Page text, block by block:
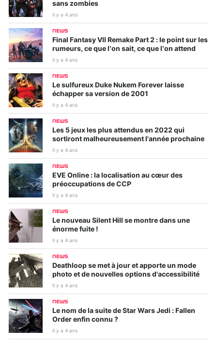
sans zombies
Il y a 4 ans
NEWS
Final Fantasy VII Remake Part 2 : le point sur les
rumeurs, ce que l’on sait, ce que l’on attend
Il y a 4 ans
NEWS
Le sulfureux Duke Nukem Forever laisse
échapper sa version de 2001
Il y a 4 ans
NEWS
Les 5 jeux les plus attendus en 2022 qui
sortiront malheureusement l'année prochaine
Il y a 4 ans
NEWS
EVE Online : la localisation au cœur des
préoccupations de CCP
Il y a 4 ans
NEWS
Le nouveau Silent Hill se montre dans une
énorme fuite !
Il y a 4 ans
NEWS
Deathloop se met à jour et apporte un mode
photo et de nouvelles options d'accessibilité
Il y a 4 ans
NEWS
Le nom de la suite de Star Wars Jedi : Fallen
Order enfin connu ?
Il y a 4 ans